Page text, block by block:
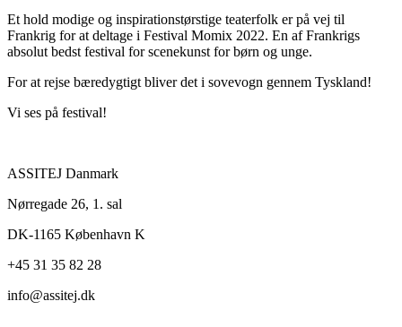
Et hold modige og inspirationstørstige teaterfolk er på vej til
Frankrig for at deltage i Festival Momix 2022. En af Frankrigs
absolut bedst festival for scenekunst for børn og unge.
For at rejse bæredygtigt bliver det i sovevogn gennem Tyskland!
Vi ses på festival!
ASSITEJ Danmark
Nørregade 26, 1. sal
DK-1165 København K
+45 31 35 82 28
info@assitej.dk